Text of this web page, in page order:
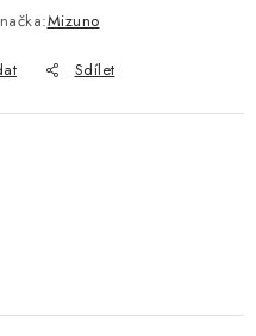
používání souborů cookies
Mizuno
Sdílet